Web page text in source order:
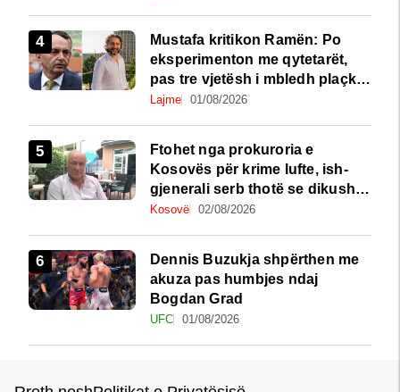
Mustafa kritikon Ramën: Po
eksperimenton me qytetarët,
pas tre vjetësh i mbledh plaçkat
për Londër
Lajme 01/08/2026
Ftohet nga prokuroria e
Kosovës për krime lufte, ish-
gjenerali serb thotë se dikush e
tradhtoi në Beograd
Kosovë 02/08/2026
Dennis Buzukja shpërthen me
akuza pas humbjes ndaj
Bogdan Grad
UFC 01/08/2026